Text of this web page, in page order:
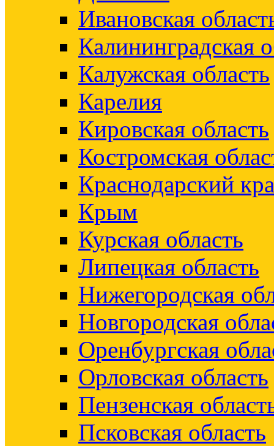
Ивановская
Калининградская
Калужская область
Карелия
Кировская область
Костромская
Краснодарский
Крым
Курская область
Липецкая область
Нижегородская
Новгородская
Оренбургская
Орловская область
Пензенская
Псковская область